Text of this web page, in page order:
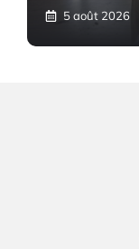
5 août 2026